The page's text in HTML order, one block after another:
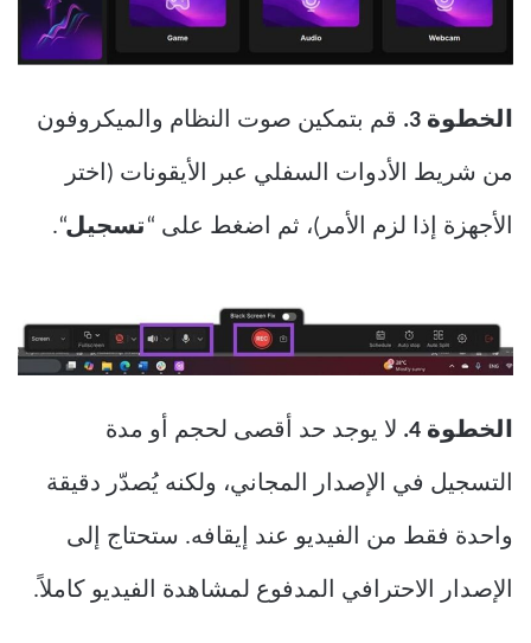
الخطوة 3. قم بتمكين صوت النظام والميكروفون
من شريط الأدوات السفلي عبر الأيقونات (اختر
الأجهزة إذا لزم الأمر)، ثم اضغط على “ تسجيل“.
الخطوة 4. لا يوجد حد أقصى لحجم أو مدة
التسجيل في الإصدار المجاني، ولكنه يُصدّر دقيقة
واحدة فقط من الفيديو عند إيقافه. ستحتاج إلى
الإصدار الاحترافي المدفوع لمشاهدة الفيديو كاملاً.